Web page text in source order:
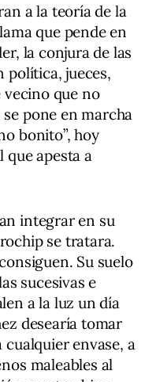
a la teoría de la
que pende en
la conjura de las
política, jueces,
que no
pone en marcha
bonito”, hoy
apesta a
integrar en su
se tratara.
Su suelo
sucesivas e
a la luz un día
desearía tomar
cualquier envase, a
maleables al